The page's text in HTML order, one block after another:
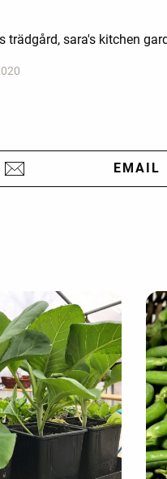
trädgård, sara's kitchen
EMAIL